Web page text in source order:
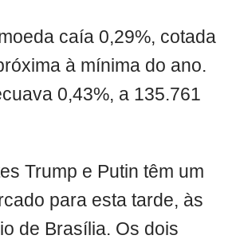
caía 0,29%, cotada
à mínima do ano.
0,43%, a 135.761
Trump e Putin têm um
para esta tarde, às
de Brasília. Os dois